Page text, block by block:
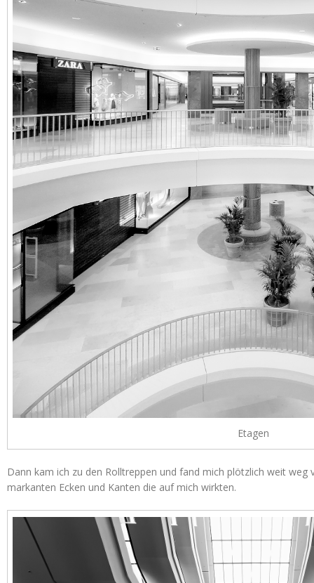
Etagen
Dann kam ich zu den Rolltreppen und fand mich plötzlich weit weg
markanten Ecken und Kanten die auf mich wirkten.